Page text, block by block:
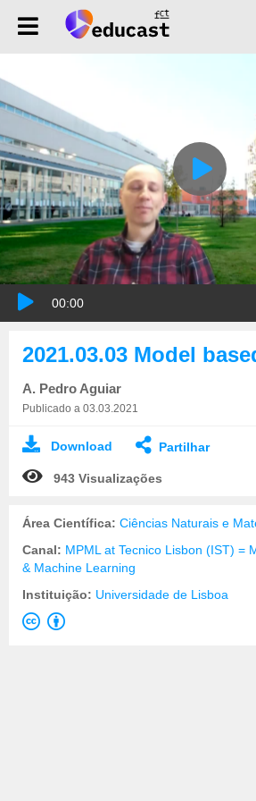
00:00
A. Pedro Aguiar
Publicado a 03.03.2021
Download Partilhar
943 Visualizações
Área Científica: Ciências Naturais e
Canal: MPML at Tecnico Lisbon (IST) =
& Machine Learning
Instituição: Universidade de Lisboa